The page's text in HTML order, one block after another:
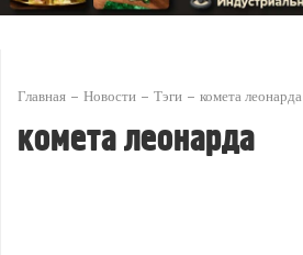
Главная Новости Тэги комета леонарда
комета леонарда